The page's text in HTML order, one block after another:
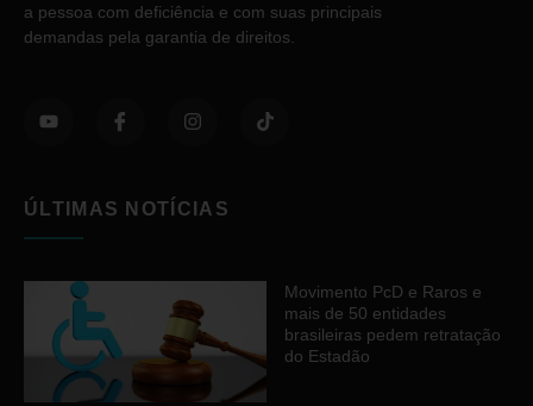
a pessoa com deficiência e com suas principais
demandas pela garantia de direitos.
ÚLTIMAS NOTÍCIAS
Movimento PcD e Raros e
mais de 50 entidades
brasileiras pedem retratação
do Estadão